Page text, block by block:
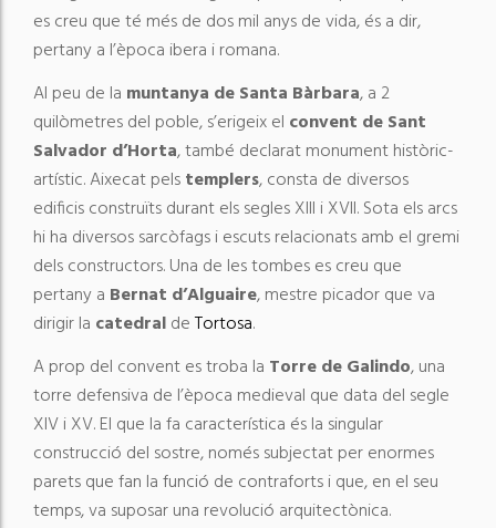
es creu que té més de dos mil anys de vida, és a dir,
pertany a l’època ibera i romana.
Al peu de la muntanya de Santa Bàrbara, a 2
quilòmetres del poble, s’erigeix ​​el convent de Sant
Salvador d’Horta, també declarat monument històric-
artístic. Aixecat pelstemplers, consta de diversos
edificis construïts durant els segles XIII i XVII. Sota els arcs
hi ha diversos sarcòfags i escuts relacionats amb el gremi
dels constructors. Una de les tombes es creu que
pertany a Bernat d’Alguaire, mestre picador que va
dirigir la catedraldeTortosa.
A prop del convent es troba la Torre de Galindo, una
torre defensiva de l’època medieval que data del segle
XIV i XV. El que la fa característica és la singular
construcció del sostre, només subjectat per enormes
parets que fan la funció de contraforts i que, en el seu
temps, va suposar una revolució arquitectònica.